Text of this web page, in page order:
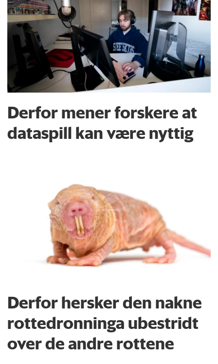
Derfor mener forskere at
dataspill kan være nyttig
Derfor hersker den nakne
rottedronninga ubestridt
over de andre rottene